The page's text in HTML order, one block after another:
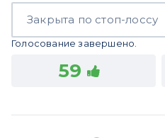
Закрыта по стоп-лоссу
Голосование завершено.
59